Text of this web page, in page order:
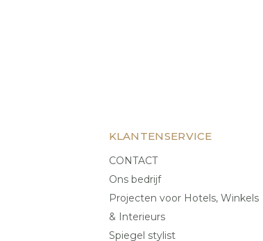
KLANTENSERVICE
CONTACT
Ons bedrijf
Projecten voor Hotels, Winkels
& Interieurs
Spiegel stylist